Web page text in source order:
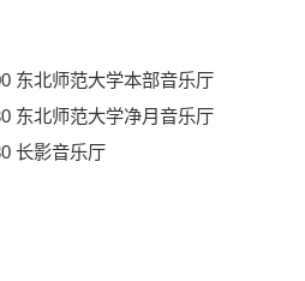
北师范大学本部音乐厅
北师范大学净月音乐厅
长影音乐厅